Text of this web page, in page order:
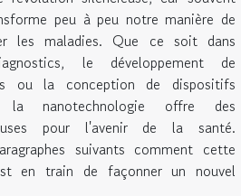
peu à peu notre manière de
les maladies. Que ce soit dans
le développement de
ou la conception de dispositifs
la nanotechnologie offre des
pour l'avenir de la santé.
suivants comment cette
en train de façonner un nouvel